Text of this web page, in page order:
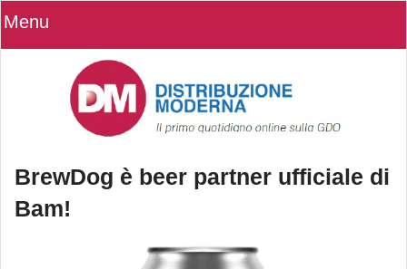
Menu
BrewDog è beer partner ufficiale di
Bam!